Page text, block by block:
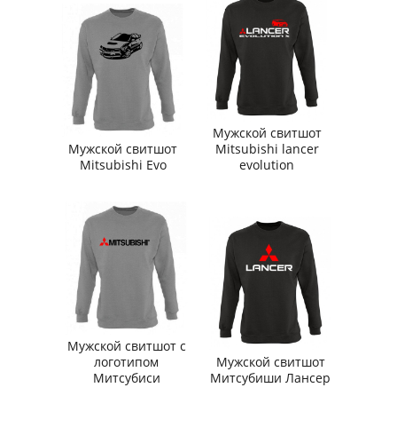
Мужской свитшот
Mitsubishi Evo
Мужской свитшот
Mitsubishi lancer
evolution
Мужской свитшот с
логотипом
Митсубиси
Мужской свитшот
Митсубиши Лансер